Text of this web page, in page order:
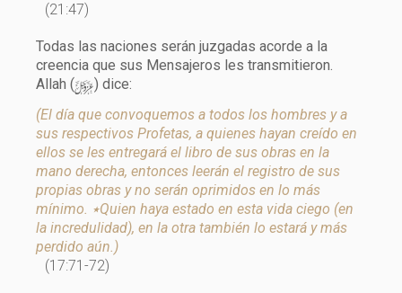
(21:47)
Todas las naciones serán juzgadas acorde a la
creencia que sus Mensajeros les transmitieron.
Allah (y) dice:
(El día que convoquemos a todos los hombres y a
sus respectivos Profetas, a quienes hayan creído en
ellos se les entregará el libro de sus obras en la
mano derecha, entonces leerán el registro de sus
propias obras y no serán oprimidos en lo más
mínimo. ٭Quien haya estado en esta vida ciego (en
la incredulidad), en la otra también lo estará y más
perdido aún.)
(17:71-72)